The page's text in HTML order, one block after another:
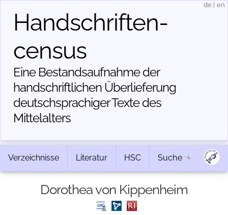
Handschriften­
census
Eine Bestandsaufnahme der
handschriftlichen Über­lieferung
deutschsprachiger Texte des
Mittelalters
de en
Verzeichnisse Literatur HSC Suche
Dorothea von Kippenheim